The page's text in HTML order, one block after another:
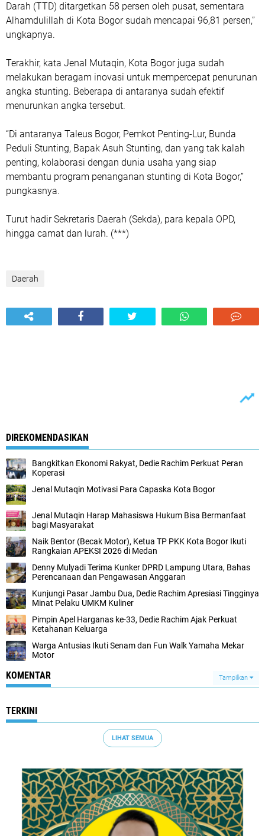
Darah (TTD) ditargetkan 58 persen oleh pusat, sementara
Alhamdulillah di Kota Bogor sudah mencapai 96,81 persen,”
ungkapnya.
Terakhir, kata Jenal Mutaqin, Kota Bogor juga sudah
melakukan beragam inovasi untuk mempercepat penurunan
angka stunting. Beberapa di antaranya sudah efektif
menurunkan angka tersebut.
“Di antaranya Taleus Bogor, Pemkot Penting-Lur, Bunda
Peduli Stunting, Bapak Asuh Stunting, dan yang tak kalah
penting, kolaborasi dengan dunia usaha yang siap
membantu program penanganan stunting di Kota Bogor,”
pungkasnya.
Turut hadir Sekretaris Daerah (Sekda), para kepala OPD,
hingga camat dan lurah. (***)
Daerah
DIREKOMENDASIKAN
Bangkitkan Ekonomi Rakyat, Dedie Rachim Perkuat Peran
Koperasi
Jenal Mutaqin Motivasi Para Capaska Kota Bogor
Jenal Mutaqin Harap Mahasiswa Hukum Bisa Bermanfaat
bagi Masyarakat
Naik Bentor (Becak Motor), Ketua TP PKK Kota Bogor Ikuti
Rangkaian APEKSI 2026 di Medan
Denny Mulyadi Terima Kunker DPRD Lampung Utara, Bahas
Perencanaan dan Pengawasan Anggaran
Kunjungi Pasar Jambu Dua, Dedie Rachim Apresiasi Tingginya
Minat Pelaku UMKM Kuliner
Pimpin Apel Harganas ke-33, Dedie Rachim Ajak Perkuat
Ketahanan Keluarga
Warga Antusias Ikuti Senam dan Fun Walk Yamaha Mekar
Motor
KOMENTAR Tampilkan
TERKINI
LIHAT SEMUA